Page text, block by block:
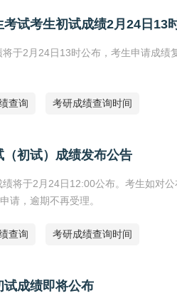
试考生初试成绩2月24日13
于2月24日13时公布，考生申请成绩
查询 考研成绩查询时间
初试）成绩发布公告
将于2月24日12:00公布。考生如对
请，逾期不再受理。
查询 考研成绩查询时间
成绩即将公布